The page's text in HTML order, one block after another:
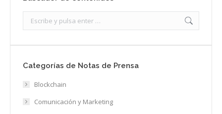
Categorías de Notas de Prensa
Blockchain
Comunicación y Marketing